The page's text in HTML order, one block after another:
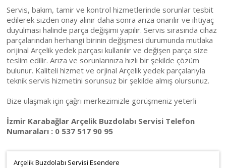
Servis, bakım, tamir ve kontrol hizmetlerinde sorunlar tesbit
edilerek sizden onay alınır daha sonra arıza onarılır ve ihtiyaç
duyulması halinde parça değişimi yapılır. Servis sırasında cihaz
parçalarından herhangi birinin değişmesi durumunda mutlaka
orijinal Arçelik yedek parçası kullanılır ve değişen parça size
teslim edilir. Arıza ve sorunlarınıza hızlı bir şekilde çözüm
bulunur. Kaliteli hizmet ve orjinal Arçelik yedek parçalarıyla
teknik servis hizmetini sorunsuz bir şekilde almış olursunuz.
Bize ulaşmak için çağrı merkezimizle görüşmeniz yeterli
İzmir Karabağlar Arçelik Buzdolabı Servisi Telefon
Numaraları : 0 537 517 90 95
Arçelik Buzdolabı Servisi Esendere